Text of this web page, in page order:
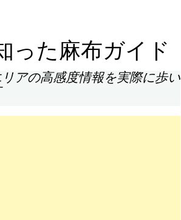
った麻布ガイド
アの高感度情報を実際に歩い